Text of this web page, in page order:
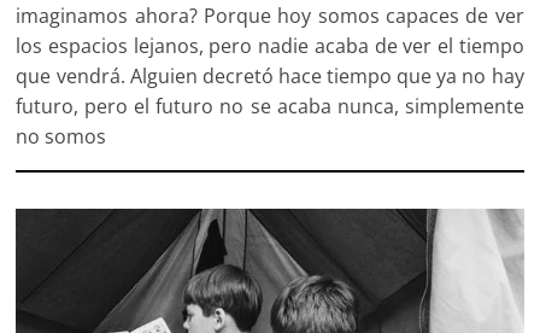
imaginamos ahora? Porque hoy somos capaces de ver
los espacios lejanos, pero nadie acaba de ver el tiempo
que vendrá. Alguien decretó hace tiempo que ya no hay
futuro, pero el futuro no se acaba nunca, simplemente
no somos